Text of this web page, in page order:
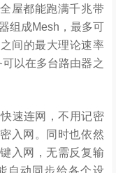
屋都能跑满千兆带
组成Mesh，最多可
间的最大理论速率
以在多台路由器之
速连网，不用记密
入网。同时也依然
入网，无需反复输